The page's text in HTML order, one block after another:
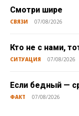
Смотри шире
СВЯЗИ 07/08/2026
Кто не с нами,
СИТУАЦИЯ 07/08/2026
Если бедный —
ФАКТ 07/08/2026